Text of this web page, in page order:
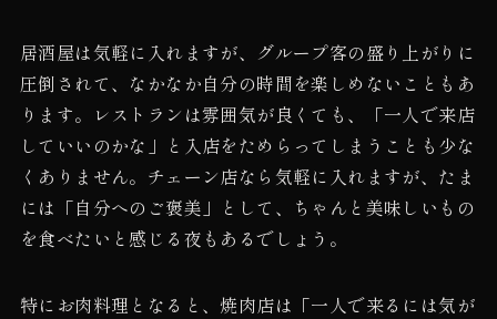
居酒屋は気軽に入れますが、グループ客の盛り上がりに
圧倒されて、なかなか自分の時間を楽しめないこともあ
ります。レストランは雰囲気が良くても、「一人で来店
していいのかな」と入店をためらってしまうことも少な
くありません。チェーン店なら気軽に入れますが、たま
には「自分へのご褒美」として、ちゃんと美味しいもの
を食べたいと感じる夜もあるでしょう。
特にお肉料理となると、焼肉店は「一人で来るには気が